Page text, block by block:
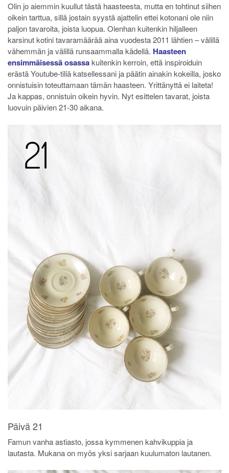
Olin jo aiemmin kuullut tästä haasteesta, mutta en tohtinut siihen
oikein tarttua, sillä jostain syystä ajattelin ettei kotonani ole niin
paljon tavaroita, joista luopua. Olenhan kuitenkin hiljalleen
karsinut kotini tavaramäärää aina vuodesta 2011 lähtien – välillä
vähemmän ja välillä runsaammalla kädellä. Haasteen
ensimmäisessä osassakuitenkin kerroin, että inspiroiduin
erästä Youtube-tiliä katsellessani ja päätin ainakin kokeilla, josko
onnistuisin toteuttamaan tämän haasteen. Yrittänyttä ei laiteta!
Ja kappas, onnistuin oikein hyvin. Nyt esittelen tavarat, joista
luovuin päivien 21-30 aikana.
Päivä 21
Famun vanha astiasto, jossa kymmenen kahvikuppia ja
lautasta. Mukana on myös yksi sarjaan kuulumaton lautanen.